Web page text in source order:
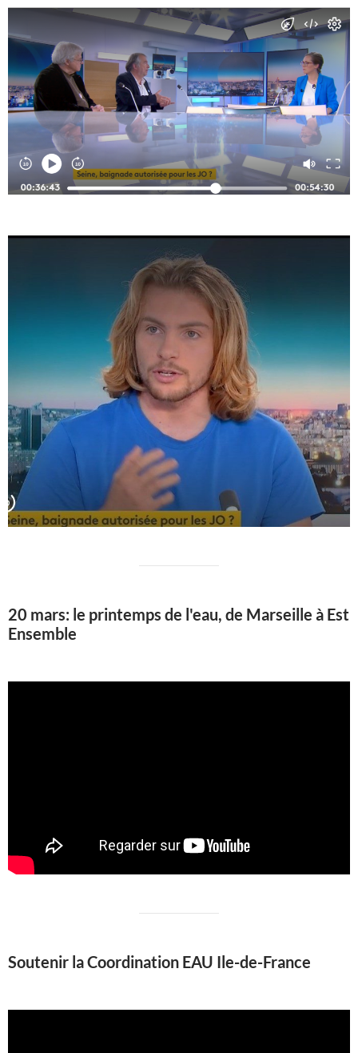
20 mars: le printemps de l'eau, de Marseille à Est
Ensemble
Soutenir la Coordination EAU Ile-de-France